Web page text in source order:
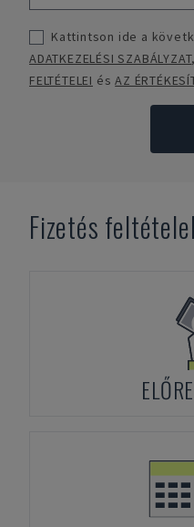
Kattintson ide a
ADATKEZELÉSI SZABÁLYZAT
FELTÉTELEI ésAZ
Fizetés